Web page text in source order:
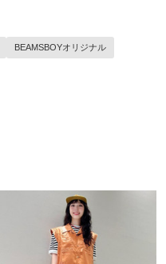
BEAMSBOYオリジナル